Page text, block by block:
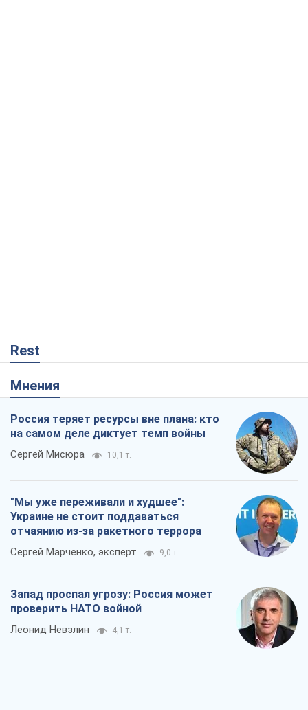
Rest
Мнения
Россия теряет ресурсы вне плана: кто
на самом деле диктует темп войны
Сергей Мисюра 10,1 т.
"Мы уже переживали и худшее":
Украине не стоит поддаваться
отчаянию из-за ракетного террора
Сергей Марченко, эксперт 9,0 т.
Запад проспал угрозу: Россия может
проверить НАТО войной
Леонид Невзлин 4,1 т.